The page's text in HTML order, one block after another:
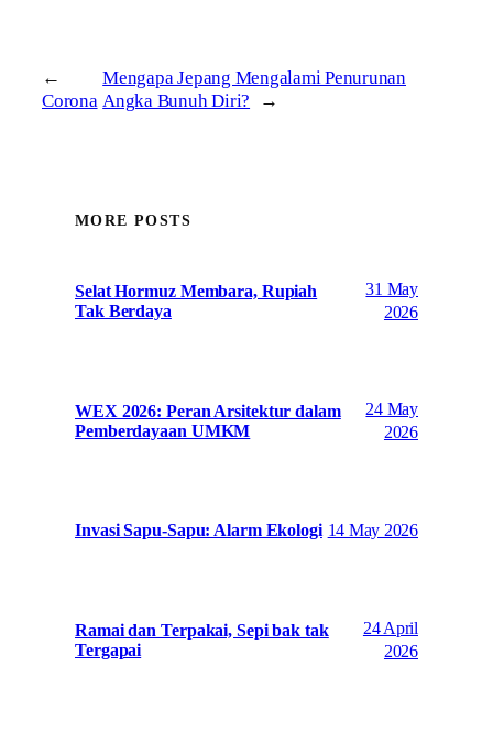
←
Corona
Mengapa Jepang Mengalami Penurunan
Angka Bunuh Diri?
→
MORE POSTS
Selat Hormuz Membara, Rupiah
Tak Berdaya
31 May
2026
WEX 2026: Peran Arsitektur dalam
Pemberdayaan UMKM
24 May
2026
Invasi Sapu-Sapu: Alarm Ekologi 14 May 2026
Ramai dan Terpakai, Sepi bak tak
Tergapai
24 April
2026